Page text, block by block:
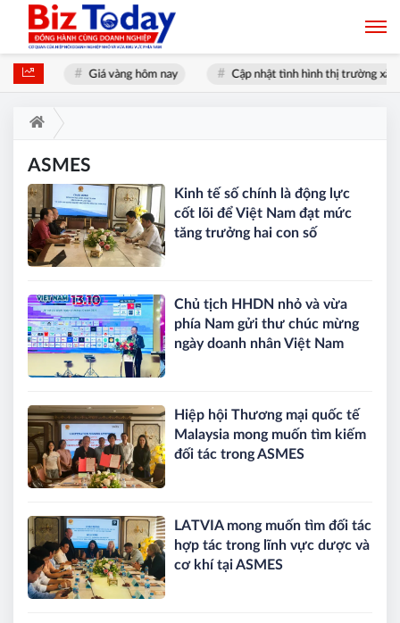
nhất Giá vàng hôm nay Cập nhật tình hình thị trường xăng
ASMES
Kinh tế số chính là động lực
cốt lõi để Việt Nam đạt mức
tăng trưởng hai con số
Chủ tịch HHDN nhỏ và vừa
phía Nam gửi thư chúc mừng
ngày doanh nhân Việt Nam
Hiệp hội Thương mại quốc tế
Malaysia mong muốn tìm kiếm
đối tác trong ASMES
LATVIA mong muốn tìm đối tác
hợp tác trong lĩnh vực dược và
cơ khí tại ASMES